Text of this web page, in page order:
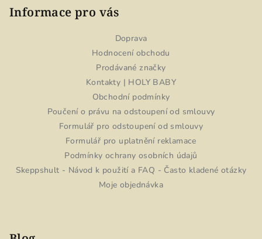
Informace pro vás
Doprava
Hodnocení obchodu
Prodávané značky
Kontakty | HOLY BABY
Obchodní podmínky
Poučení o právu na odstoupení od smlouvy
Formulář pro odstoupení od smlouvy
Formulář pro uplatnění reklamace
Podmínky ochrany osobních údajů
Skeppshult - Návod k použití a FAQ - Často kladené otázky
Moje objednávka